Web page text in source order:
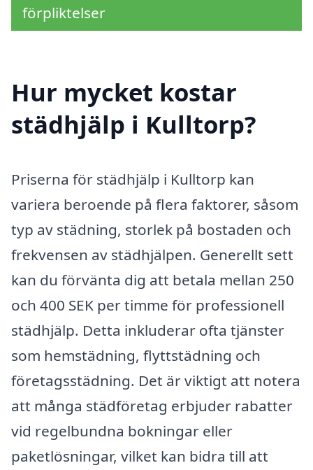
förpliktelser
Hur mycket kostar
städhjälp i Kulltorp?
Priserna för städhjälp i Kulltorp kan
variera beroende på flera faktorer, såsom
typ av städning, storlek på bostaden och
frekvensen av städhjälpen. Generellt sett
kan du förvänta dig att betala mellan 250
och 400 SEK per timme för professionell
städhjälp. Detta inkluderar ofta tjänster
som hemstädning, flyttstädning och
företagsstädning. Det är viktigt att notera
att många städföretag erbjuder rabatter
vid regelbundna bokningar eller
paketlösningar, vilket kan bidra till att